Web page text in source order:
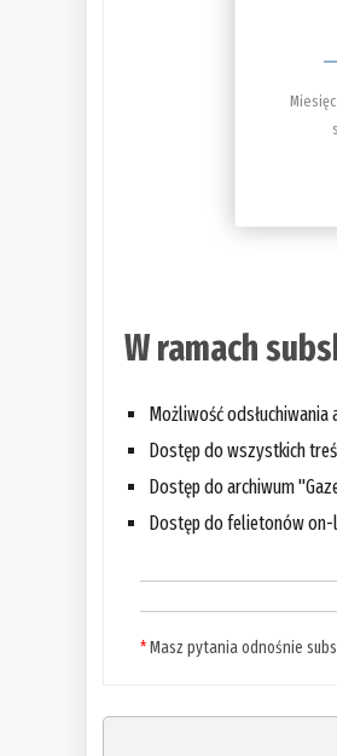
W ramach
Możliwość
Dostęp do wszystkich
Dostęp do archiwum
Dostęp do felietonów
*Masz pytania odnośnie